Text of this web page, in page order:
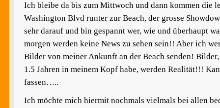
Ich bleibe da bis zum Mittwoch und dann kommen die
Washington Blvd runter zur Beach, der grosse
sehr darauf und bin gespannt wer, wie und überhaupt
morgen werden keine News zu sehen sein!! Aber ich
Bilder von meiner Ankunft an der Beach senden!
1.5 Jahren in meinem Kopf habe, werden Realität!!!
fassen…..
Ich möchte mich hiermit nochmals vielmals bei allen